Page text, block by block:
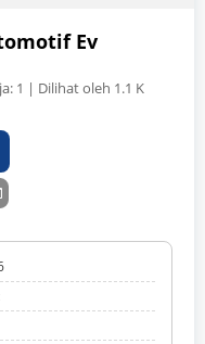
Ev
1 | Dilihat oleh 1.1 K